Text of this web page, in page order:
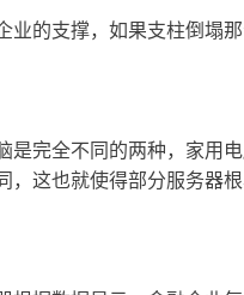
业的支撑，如果支柱倒
，这也就使得部分服务器